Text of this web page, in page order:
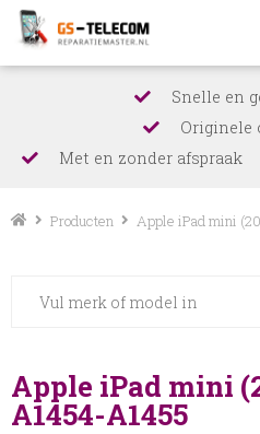
Snelle en
Originele
Met en zonder afspraak
Producten Apple iPad mini
Apple iPad mini
A1454-A1455